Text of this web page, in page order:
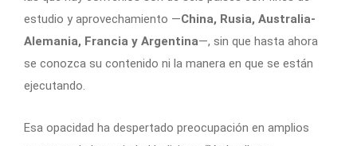
estudio y aprovechamiento —China, Rusia, Australia-
Alemania, Francia y Argentina—, sin que hasta ahora
se conozca su contenido ni la manera en que se están
ejecutando.
Esa opacidad ha despertado preocupación en amplios